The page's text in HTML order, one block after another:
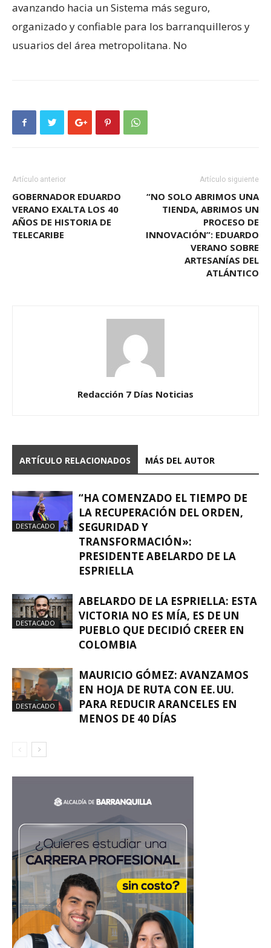
avanzando hacia un Sistema más seguro,
organizado y confiable para los barranquilleros y
usuarios del área metropolitana. No
Artículo anterior
GOBERNADOR EDUARDO
VERANO EXALTA LOS 40
AÑOS DE HISTORIA DE
TELECARIBE
Artículo siguiente
“NO SOLO ABRIMOS UNA
TIENDA, ABRIMOS UN
PROCESO DE
INNOVACIÓN”: EDUARDO
VERANO SOBRE
ARTESANÍAS DEL
ATLÁNTICO
Redacción 7 Días Noticias
ARTÍCULO RELACIONADOS MÁS DEL AUTOR
DESTACADO
“HA COMENZADO EL TIEMPO DE
LA RECUPERACIÓN DEL ORDEN,
SEGURIDAD Y
TRANSFORMACIÓN»:
PRESIDENTE ABELARDO DE LA
ESPRIELLA
DESTACADO
ABELARDO DE LA ESPRIELLA: ESTA
VICTORIA NO ES MÍA, ES DE UN
PUEBLO QUE DECIDIÓ CREER EN
COLOMBIA
DESTACADO
MAURICIO GÓMEZ: AVANZAMOS
EN HOJA DE RUTA CON EE. UU.
PARA REDUCIR ARANCELES EN
MENOS DE 40 DÍAS